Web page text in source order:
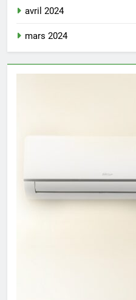
avril 2024
mars 2024